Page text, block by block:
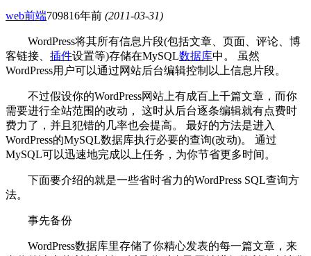
web前端709816年前 (2011-03-31)
WordPress将其所有信息片段(包括文章、页面、评论、博
客链接、 插件设置等)存储在MySQL数据库中。 虽然
WordPress用户可以通过网站后台编辑控制以上信息片段。
不过假设你的WordPress网站上有成百上千篇文章，而你
需要进行全站范围的改动， 这时从后台逐条编辑就有点费时
费力了，并且犯错的几率也会提高。 最好的方法是进入
WordPress的MySQL数据库执行必要的查询(改动)。 通过
MySQL可以迅速地完成以上任务，为你节省更多时间。
下面要介绍的就是一些省时省力的WordPress SQL查询方
法。
事先备份
WordPress数据库里存储了你精心发表的每一篇文章，来